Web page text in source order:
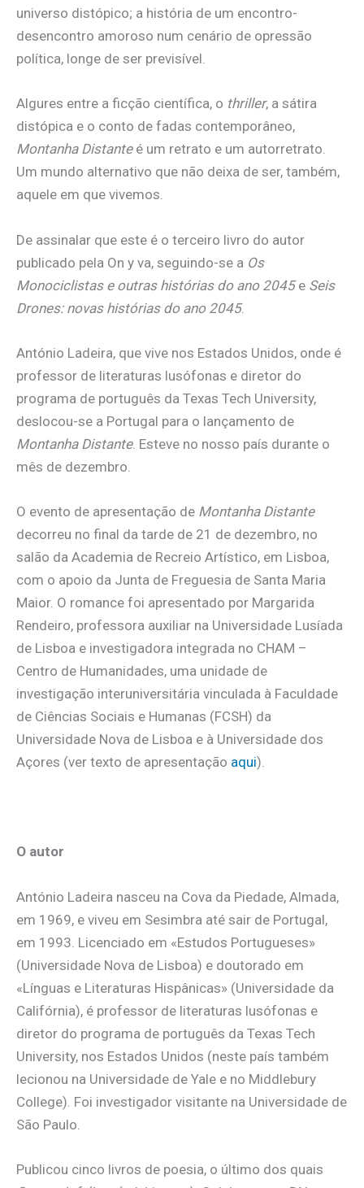
universo distópico; a história de um encontro-
desencontro amoroso num cenário de opressão
política, longe de ser previsível.
Algures entre a ficção científica, o thriller, a sátira
distópica e o conto de fadas contemporâneo,
Montanha Distante é um retrato e um autorretrato.
Um mundo alternativo que não deixa de ser, também,
aquele em que vivemos.
De assinalar que este é o terceiro livro do autor
publicado pela On y va, seguindo-se a Os
Monociclistas e outras histórias do ano 2045e Seis
Drones: novas histórias do ano 2045.
António Ladeira, que vive nos Estados Unidos, onde é
professor de literaturas lusófonas e diretor do
programa de português da Texas Tech University,
deslocou-se a Portugal para o lançamento de
Montanha Distante. Esteve no nosso país durante o
mês de dezembro.
O evento de apresentação de Montanha Distante
decorreu no final da tarde de 21 de dezembro, no
salão da Academia de Recreio Artístico, em Lisboa,
com o apoio da Junta de Freguesia de Santa Maria
Maior. O romance foi apresentado por Margarida
Rendeiro, professora auxiliar na Universidade Lusíada
de Lisboa e investigadora integrada no CHAM –
Centro de Humanidades, uma unidade de
investigação interuniversitária vinculada à Faculdade
de Ciências Sociais e Humanas (FCSH) da
Universidade Nova de Lisboa e à Universidade dos
Açores (ver texto de apresentação aqui).
O autor
António Ladeira nasceu na Cova da Piedade, Almada,
em 1969, e viveu em Sesimbra até sair de Portugal,
em 1993. Licenciado em «Estudos Portugueses»
(Universidade Nova de Lisboa) e doutorado em
«Línguas e Literaturas Hispânicas» (Universidade da
Califórnia), é professor de literaturas lusófonas e
diretor do programa de português da Texas Tech
University, nos Estados Unidos (neste país também
lecionou na Universidade de Yale e no Middlebury
College). Foi investigador visitante na Universidade de
São Paulo.
Publicou cinco livros de poesia, o último dos quais